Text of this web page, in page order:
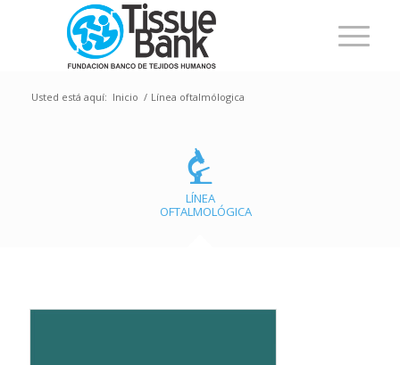
Usted está aquí: Inicio / Línea oftalmólogica
LÍNEA
OFTALMOLÓGICA